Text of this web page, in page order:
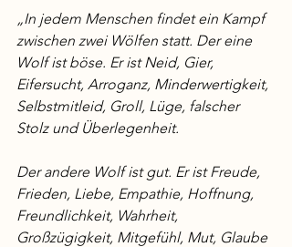
„In jedem Menschen findet ein Kampf
zwischen zwei Wölfen statt. Der eine
Wolf ist böse. Er ist Neid, Gier,
Eifersucht, Arroganz, Minderwertigkeit,
Selbstmitleid, Groll, Lüge, falscher
Stolz und Überlegenheit.
Der andere Wolf ist gut. Er ist Freude,
Frieden, Liebe, Empathie, Hoffnung,
Freundlichkeit, Wahrheit,
Großzügigkeit, Mitgefühl, Mut, Glaube